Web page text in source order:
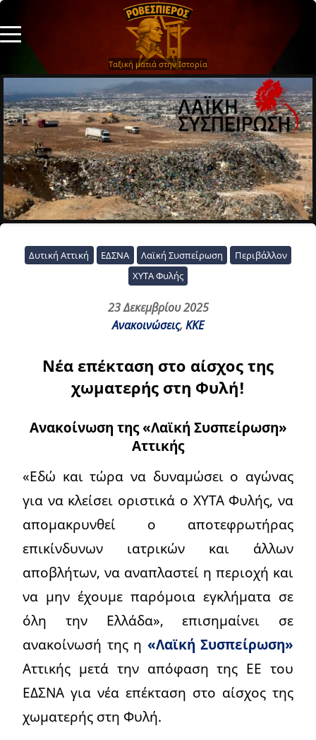
Ταξική ματιά στην Ιστορία
Δυτική Αττική ΕΔΣΝΑ Λαϊκή Συσπείρωση
Περιβάλλον
ΧΥΤΑ Φυλής
23 Δεκεμβρίου 2025
Ανακοινώσεις, ΚΚΕ
Νέα επέκταση στο αίσχος της
χωματερής στη Φυλή!
Ανακοίνωση της «Λαϊκή Συσπείρωση»
Αττικής
«Εδώ και τώρα να δυναμώσει ο αγώνας
για να κλείσει οριστικά ο ΧΥΤΑ Φυλής, να
απομακρυνθεί ο αποτεφρωτήρας
επικίνδυνων ιατρικών και άλλων
αποβλήτων, να αναπλαστεί η περιοχή και
να μην έχουμε παρόμοια εγκλήματα σε
όλη την Ελλάδα», επισημαίνει σε
ανακοίνωσή της η «Λαϊκή Συσπείρωση»
Αττικής μετά την απόφαση της ΕΕ του
ΕΔΣΝΑ για νέα επέκταση στο αίσχος της
χωματερής στη Φυλή.